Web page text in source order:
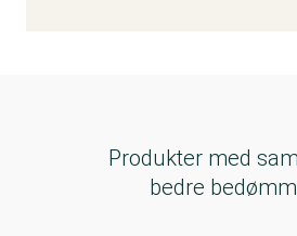
Produkter med
bedre